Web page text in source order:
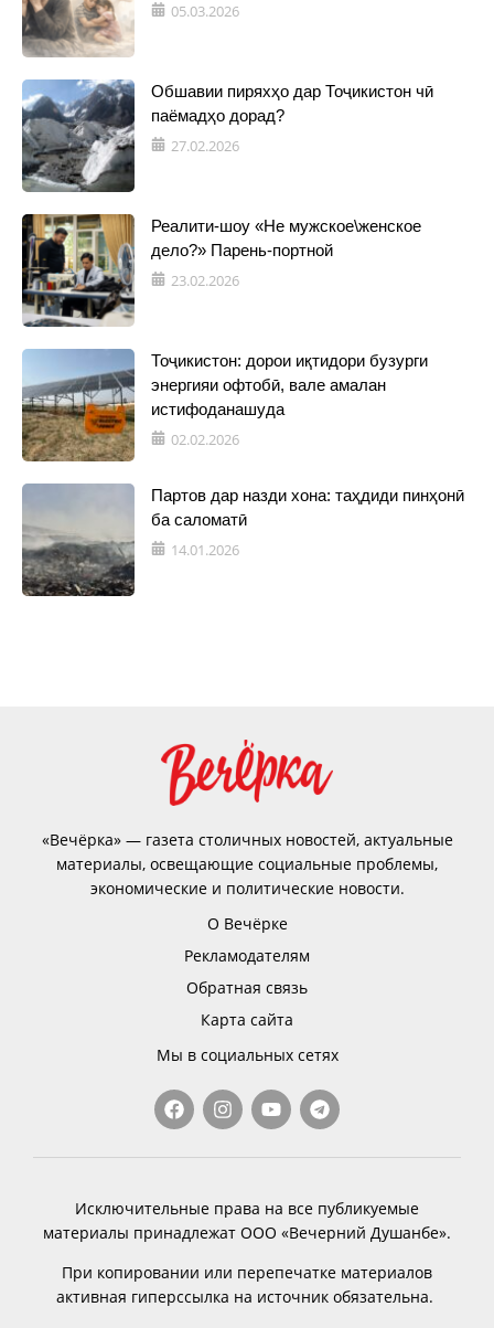
05.03.2026
Обшавии пиряхҳо дар Тоҷикистон чӣ
паёмадҳо дорад?
27.02.2026
Реалити-шоу «Не мужское\женское
дело?» Парень-портной
23.02.2026
Тоҷикистон: дорои иқтидори бузурги
энергияи офтобӣ, вале амалан
истифоданашуда
02.02.2026
Партов дар назди хона: таҳдиди пинҳонӣ
ба саломатӣ
14.01.2026
«Вечёрка» — газета столичных новостей, актуальные
материалы, освещающие социальные проблемы,
экономические и политические новости.
О Вечёрке
Рекламодателям
Обратная связь
Карта сайта
Мы в социальных сетях
Исключительные права на все публикуемые
материалы принадлежат ООО «Вечерний Душанбе».
При копировании или перепечатке материалов
активная гиперссылка на источник обязательна.